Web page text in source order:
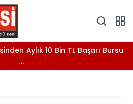
..